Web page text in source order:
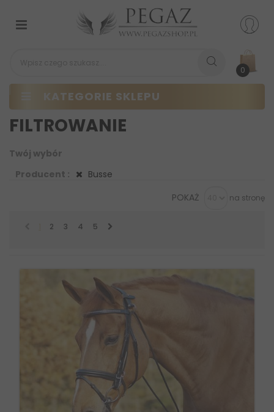
0
KATEGORIE SKLEPU
Przełącz
nawigacji
FILTROWANIE
Twój wybór
Producent :
Busse
POKAŻ
na stronę
2 3 4 5